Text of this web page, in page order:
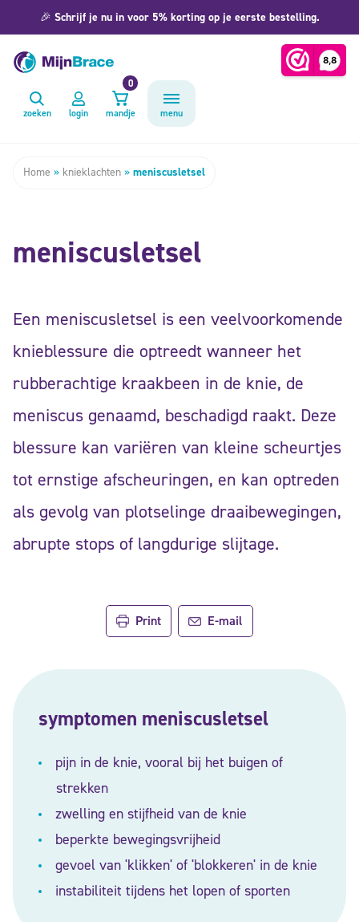
🎉 Schrijf je nu in voor 5% korting op je eerste bestelling.
zoeken login mandje
0
menu
Home » knieklachten » meniscusletsel
meniscusletsel
Een meniscusletsel is een veelvoorkomende
knieblessure die optreedt wanneer het
rubberachtige kraakbeen in de knie, de
meniscus genaamd, beschadigd raakt. Deze
blessure kan variëren van kleine scheurtjes
tot ernstige afscheuringen, en kan optreden
als gevolg van plotselinge draaibewegingen,
abrupte stops of langdurige slijtage.
Print E-mail
symptomen meniscusletsel
pijn in de knie, vooral bij het buigen of
strekken
zwelling en stijfheid van de knie
beperkte bewegingsvrijheid
gevoel van 'klikken' of 'blokkeren' in de knie
instabiliteit tijdens het lopen of sporten